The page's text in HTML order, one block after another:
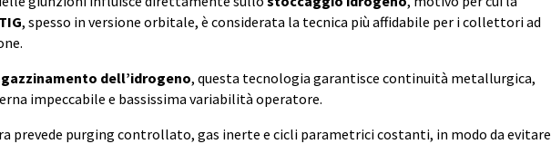
, spesso in versione orbitale, è considerata la tecnica più affidabile per i collettori ad
dell’idrogeno, questa tecnologia garantisce continuità metallurgica,
impeccabile e bassissima variabilità operatore.
prevede purging controllato, gas inerte e cicli parametrici costanti, in modo da evitare